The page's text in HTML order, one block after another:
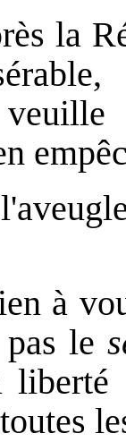
la
à
le